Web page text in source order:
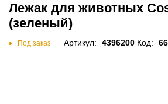
Лежак для животных
(зеленый)
Под заказ Артикул: 4396200 Код: